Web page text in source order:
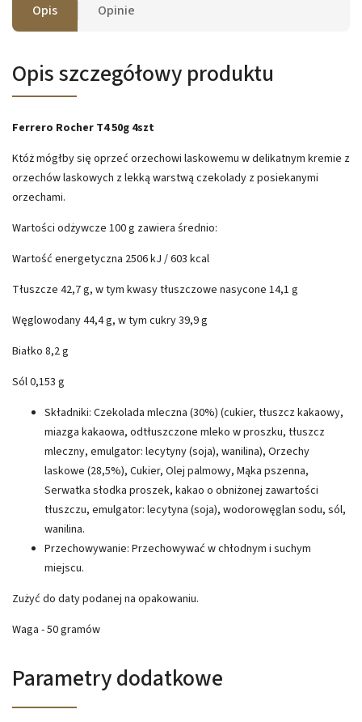
Opis Opinie
Opis szczegółowy produktu
Ferrero Rocher T4 50g 4szt
Któż mógłby się oprzeć orzechowi laskowemu w delikatnym kremie z
orzechów laskowych z lekką warstwą czekolady z posiekanymi
orzechami.
Wartości odżywcze 100 g zawiera średnio:
Wartość energetyczna 2506 kJ / 603 kcal
Tłuszcze 42,7 g, w tym kwasy tłuszczowe nasycone 14,1 g
Węglowodany 44,4 g, w tym cukry 39,9 g
Białko 8,2 g
Sól 0,153 g
Składniki: Czekolada mleczna (30%) (cukier, tłuszcz kakaowy,
miazga kakaowa, odtłuszczone mleko w proszku, tłuszcz
mleczny, emulgator: lecytyny (soja), wanilina), Orzechy
laskowe (28,5%), Cukier, Olej palmowy, Mąka pszenna,
Serwatka słodka proszek, kakao o obniżonej zawartości
tłuszczu, emulgator: lecytyna (soja), wodorowęglan sodu, sól,
wanilina.
Przechowywanie: Przechowywać w chłodnym i suchym
miejscu.
Zużyć do daty podanej na opakowaniu.
Waga - 50 gramów
Parametry dodatkowe